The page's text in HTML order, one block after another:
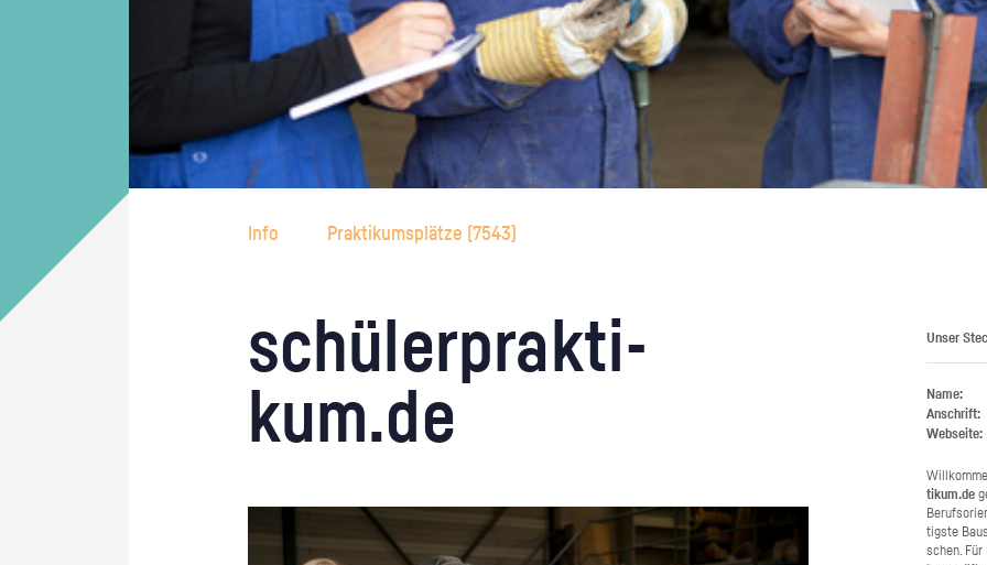
Info Praktikumsplätze ( 7543
schü­ler­prak­ti­
kum.de
Unser
Name:
Anschrift:
Webseite:
ti­kum.de
tigs­te
schen.